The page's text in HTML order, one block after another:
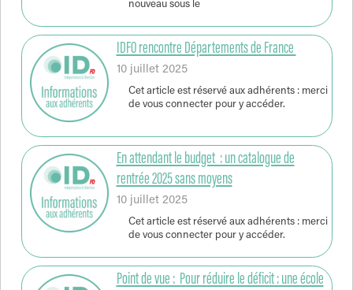
nouveau sous le
IDFO rencontre Départements de France
10 juillet 2025
Cet article est réservé aux adhérents : merci
de vous connecter pour y accéder.
En attendant le budget : un catalogue de
rentrée 2025 sans moyens
10 juillet 2025
Cet article est réservé aux adhérents : merci
de vous connecter pour y accéder.
Point de vue : Pour réduire le déficit : une école